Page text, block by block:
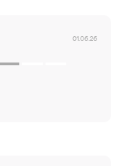
01.06.26